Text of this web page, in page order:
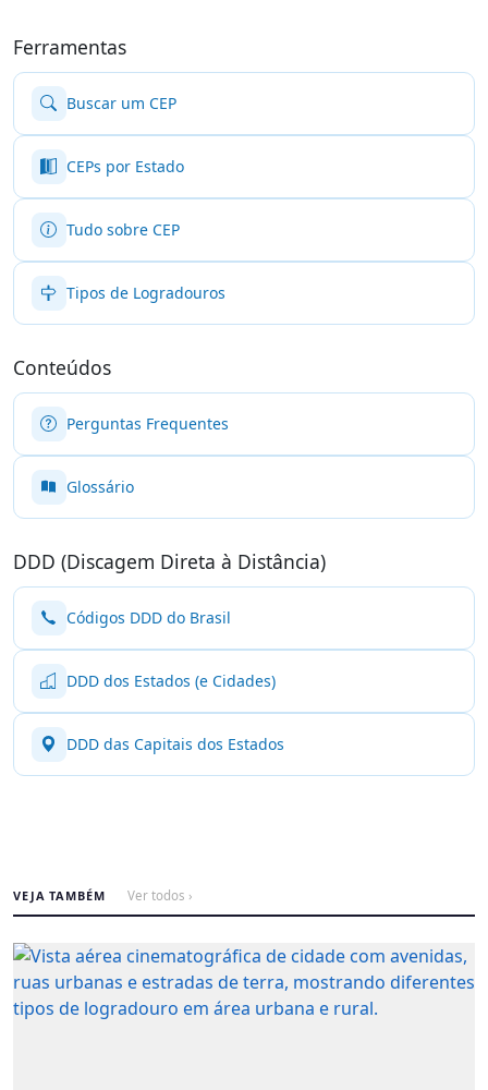
Ferramentas
Buscar um CEP
CEPs por Estado
Tudo sobre CEP
Tipos de Logradouros
Conteúdos
Perguntas Frequentes
Glossário
DDD (Discagem Direta à Distância)
Códigos DDD do Brasil
DDD dos Estados (e Cidades)
DDD das Capitais dos Estados
VEJA TAMBÉM Ver todos ›